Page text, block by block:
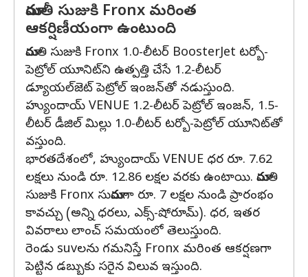
మారుతీ సుజుకి Fronx మరింత
ఆకర్షిణీయంగా ఉంటుంది
మారుతి సుజుకి Fronx 1.0-లీటర్ BoosterJet టర్బో-
పెట్రోల్ యూనిట్‌ని ఉత్పత్తి చేసే 1.2-లీటర్
డ్యూయల్‌జెట్ పెట్రోల్ ఇంజన్‌తో నడుస్తుంది.
హ్యుందాయ్ VENUE 1.2-లీటర్ పెట్రోల్ ఇంజన్, 1.5-
లీటర్ డీజిల్ మిల్లు 1.0-లీటర్ టర్బో-పెట్రోల్ యూనిట్‌తో
వస్తుంది.
భారతదేశంలో, హ్యుందాయ్ VENUE ధర రూ. 7.62
లక్షలు నుండి రూ. 12.86 లక్షల వరకు ఉంటాయి. మారుతి
సుజుకి Fronx సుమారుగా రూ. 7 లక్షల నుండి ప్రారంభం
కావచ్చు (అన్ని ధరలు, ఎక్స్-షోరూమ్). ధర, ఇతర
వివరాలు లాంచ్ సమయంలో తెలుస్తుంది.
రెండు suvలను గమనిస్తే Fronx మరింత ఆకర్షణగా
పెట్టిన డబ్బుకు సరైన విలువ ఇస్తుంది.